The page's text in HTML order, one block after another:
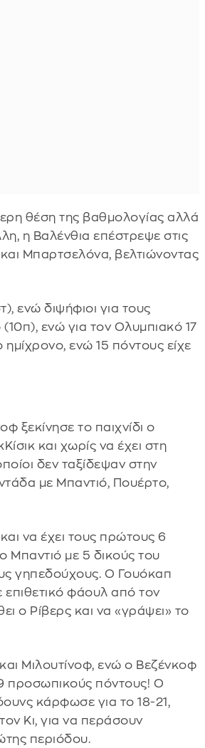
θέση της βαθμολογίας αλλά
η Βαλένθια επέστρεψε στις
Μπαρτσελόνα, βελτιώνοντας
ενώ διψήφιοι για τους
ενώ για τον Ολυμπιακό 17
ενώ 15 πόντους είχε
ξεκίνησε το παιχνίδι ο
και χωρίς να έχει στη
δεν ταξίδεψαν στην
με Μπαντιό, Πουέρτο,
να έχει τους πρώτους 6
Μπαντιό με 5 δικούς του
γηπεδούχους. Ο Γουόκαπ
φάουλ από τον
ο Ρίβερς και να «γράψει» το
Μιλουτίνοφ, ενώ ο Βεζένκοφ
προσωπικούς πόντους! Ο
κάρφωσε για το 18-21,
Κι, για να περάσουν
περιόδου.